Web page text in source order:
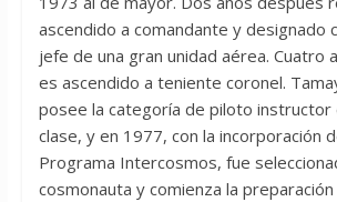
ascendido a comandante y designado
jefe de una gran unidad aérea. Cuatro
es ascendido a teniente coronel.
posee la categoría de piloto instructor
clase, y en 1977, con la incorporación
Programa Intercosmos, fue
cosmonauta y comienza la